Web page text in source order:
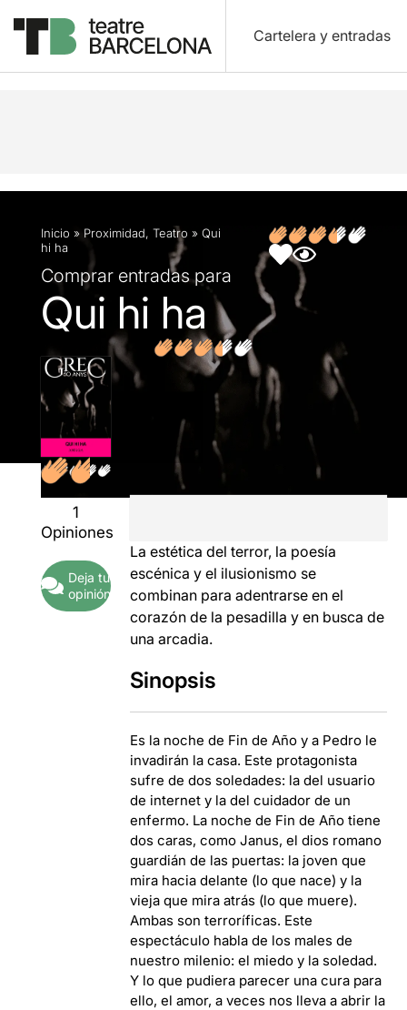
Cartelera y entradas
Descripción Ficha artística Fotos y vídeos
Inicio » Proximidad, Teatro » Qui
hi ha
Comprar entradas para
Qui hi ha
1
Opiniones
Deja tu
opinión
La estética del terror, la poesía
escénica y el ilusionismo se
combinan para adentrarse en el
corazón de la pesadilla y en busca de
una arcadia.
Sinopsis
Es la noche de Fin de Año y a Pedro le
invadirán la casa. Este protagonista
sufre de dos soledades: la del usuario
de internet y la del cuidador de un
enfermo. La noche de Fin de Año tiene
dos caras, como Janus, el dios romano
guardián de las puertas: la joven que
mira hacia delante (lo que nace) y la
vieja que mira atrás (lo que muere).
Ambas son terroríficas. Este
espectáculo habla de los males de
nuestro milenio: el miedo y la soledad.
Y lo que pudiera parecer una cura para
ello, el amor, a veces nos lleva a abrir la